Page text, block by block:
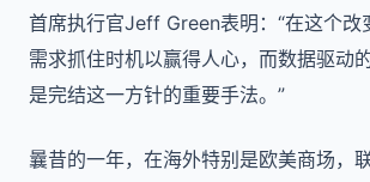
首席执行官Jeff Green表明：“在这个
需求抓住时机以赢得人心，而数据驱动
是完结这一方针的重要手法。”
曩昔的一年，在海外特别是欧美商场，